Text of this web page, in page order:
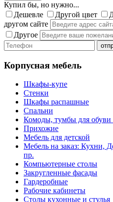
Купил бы, но нужно...
Дешевле
Другой цвет
другом сайте
Другое
Корпусная мебель
Шкафы-купе
Стенки
Шкафы распашные
Спальни
Комоды, тумбы для
Прихожие
Мебель для детской
Мебель на заказ: Кухни,
пр.
Компьютерные столы
Закругленные фасады
Гардеробные
Рабочие кабинеты
Столы кухонные и стулья